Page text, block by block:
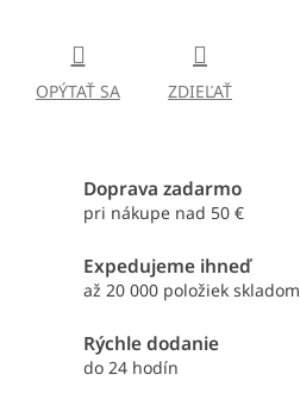
OPÝTAŤ SA ZDIEĽAŤ
Doprava zadarmo
pri nákupe nad 50 €
Expedujeme ihneď
až 20 000 položiek skladom
Rýchle dodanie
do 24 hodín